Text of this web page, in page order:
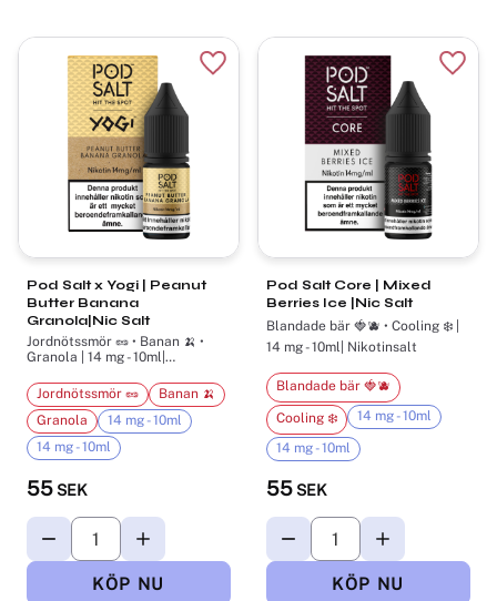
Pod Salt x Yogi | Peanut
Butter Banana
Granola|Nic Salt
Jordnötssmör 🥜 • Banan 🍌 •
Granola | 14 mg - 10ml|
55 SEK
Jordnötssmör 🥜
Banan 🍌
Granola
14 mg - 10ml
14 mg - 10ml
Lägg till i favoriter
Pod Salt Core | Mixed
Berries Ice |Nic Salt
Blandade bär 🍓🫐 • Cooling ❄️ |
14 mg - 10ml| Nikotinsalt
55 SEK
Blandade bär 🍓🫐
Cooling ❄️ 14 mg - 10ml
14 mg - 10ml